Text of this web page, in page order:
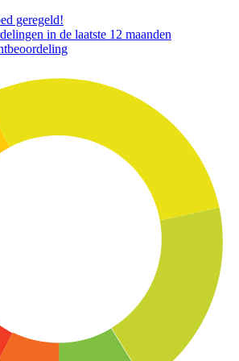
geregeld!
in de laatste 12 maanden